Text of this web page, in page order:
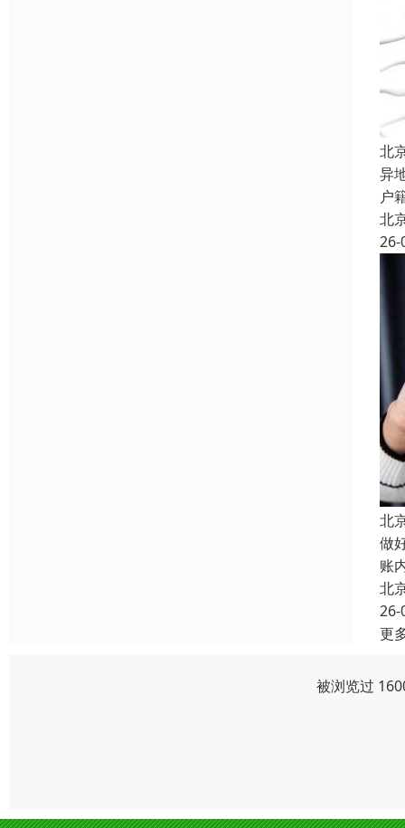
北
异
户
北
26-
北
做
账
北
26-
更
被浏览过